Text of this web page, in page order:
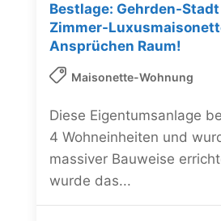
Bestlage: Gehrden-
Zimmer-
Ansprüchen Raum!
Maisonette-Wohnung
Diese Eigentumsanlage
4 Wohneinheiten und
massiver Bauweise
wurde das...